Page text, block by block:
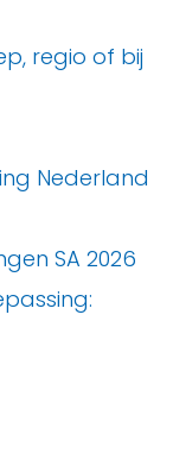
regio of bij
Nederland
SA 2026